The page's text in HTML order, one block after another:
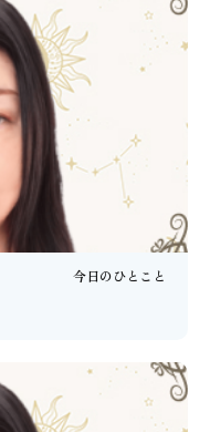
今日のひとこと